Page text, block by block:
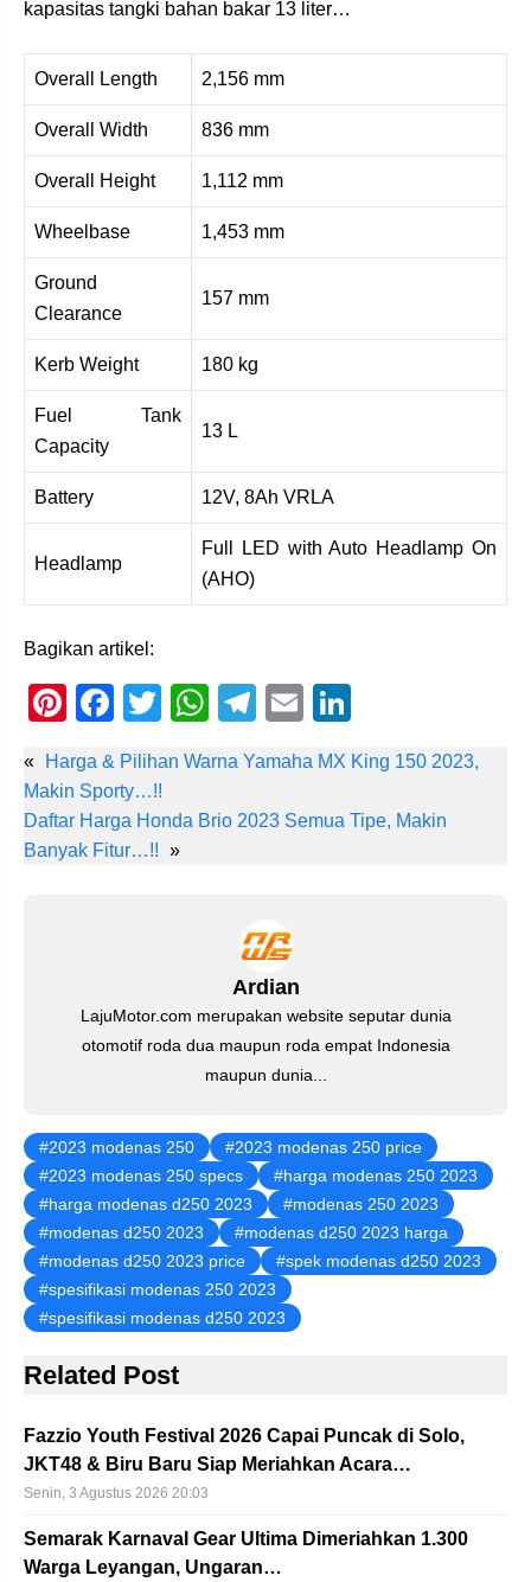
kapasitas tangki bahan bakar 13 liter…
Overall Length 2,156 mm
Overall Width 836 mm
Overall Height 1,112 mm
Wheelbase 1,453 mm
Ground
Clearance
157 mm
Kerb Weight 180 kg
Fuel Tank
Capacity
13 L
Battery 12V, 8Ah VRLA
Headlamp
Full LED with Auto Headlamp On
(AHO)
Bagikan artikel:
Pi
er
e
st
F
c
e
b
T
tt
er
W
at
s
T
e
gr
E
ail k
e
«
Harga & Pilihan Warna Yamaha MX King 150 2023,
Makin Sporty…!!
Daftar Harga Honda Brio 2023 Semua Tipe, Makin
Banyak Fitur…!! »
Ardian
LajuMotor.com merupakan website seputar dunia
otomotif roda dua maupun roda empat Indonesia
maupun dunia...
2023 modenas 250
2023 modenas 250 price
2023 modenas 250 specs
harga modenas 250 2023
harga modenas d250 2023
modenas 250 2023
modenas d250 2023
modenas d250 2023 harga
modenas d250 2023 price
spek modenas d250 2023
spesifikasi modenas 250 2023
spesifikasi modenas d250 2023
Related Post
Fazzio Youth Festival 2026 Capai Puncak di Solo,
JKT48 & Biru Baru Siap Meriahkan Acara…
Senin, 3 Agustus 2026 20:03
Semarak Karnaval Gear Ultima Dimeriahkan 1.300
Warga Leyangan, Ungaran…